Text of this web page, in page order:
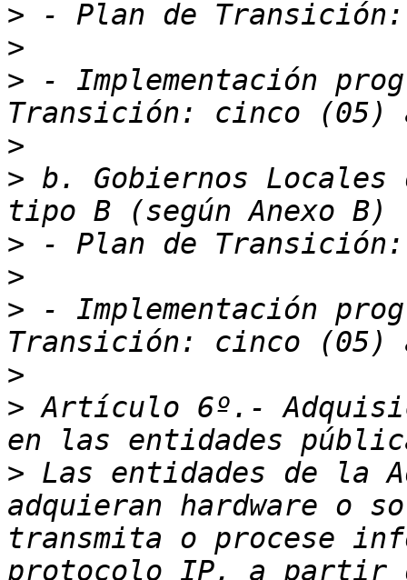
>
>
> - Implementación
>
> b. Gobiernos
>
>
> - Implementación
>
> Artículo 6º.-
> Las entidades de la
adquieran hardware o
transmita o procese
protocolo IP, a partir